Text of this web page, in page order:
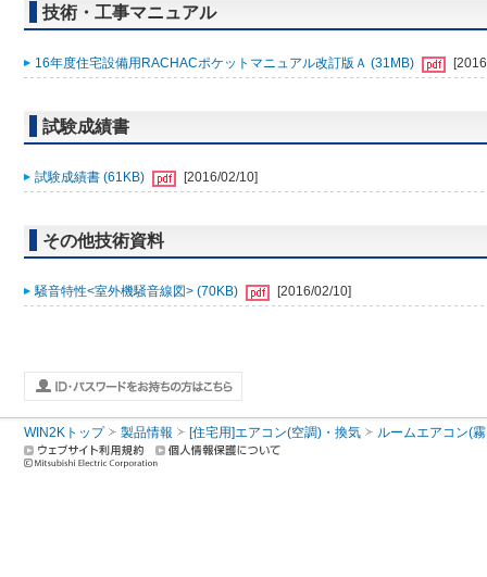
技術・工事マニュアル
16年度住宅設備用RACHACポケットマニュアル改訂版Ａ (31MB)
試験成績書
試験成績書 (61KB) [2016/02/10]
その他技術資料
騒音特性<室外機騒音線図> (70KB) [2016/02/10]
WIN2Kトップ 製品情報 [住宅用]エアコン(空調)・換気 ルームエアコン(